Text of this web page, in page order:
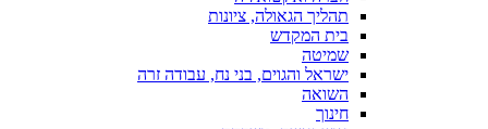
תהליך הגאולה, ציונות
בית המקדש
שמיטה
ישראל והגוים, בני נח, עבודה זרה
השואה
חינוך